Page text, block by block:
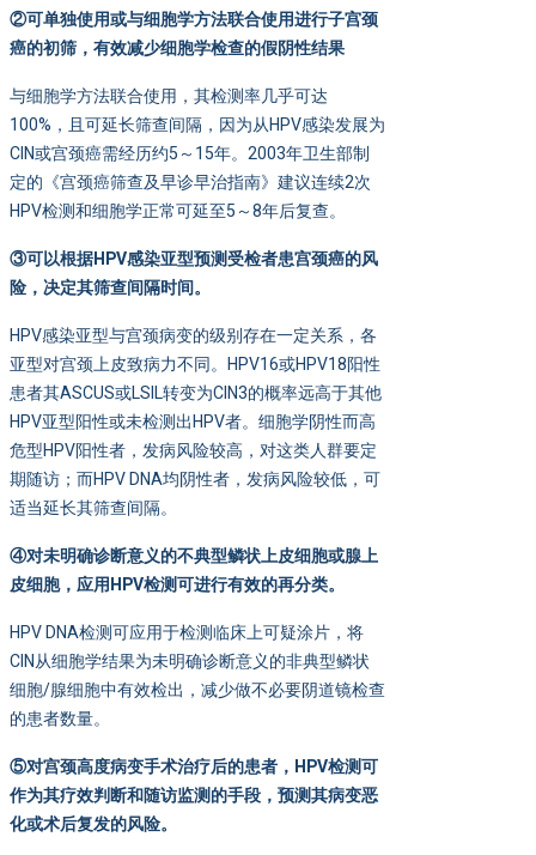
②可单独使用或与细胞学方法联合使用进行子宫颈
癌的初筛，有效减少细胞学检查的假阴性结果
与细胞学方法联合使用，其检测率几乎可达
100%，且可延长筛查间隔，因为从HPV感染发展为
CIN或宫颈癌需经历约5～15年。2003年卫生部制
定的《宫颈癌筛查及早诊早治指南》建议连续2次
HPV检测和细胞学正常可延至5～8年后复查。
③可以根据HPV感染亚型预测受检者患宫颈癌的风
险，决定其筛查间隔时间。
HPV感染亚型与宫颈病变的级别存在一定关系，各
亚型对宫颈上皮致病力不同。HPV16或HPV18阳性
患者其ASCUS或LSIL转变为CIN3的概率远高于其他
HPV亚型阳性或未检测出HPV者。细胞学阴性而高
危型HPV阳性者，发病风险较高，对这类人群要定
期随访；而HPV DNA均阴性者，发病风险较低，可
适当延长其筛查间隔。
④对未明确诊断意义的不典型鳞状上皮细胞或腺上
皮细胞，应用HPV检测可进行有效的再分类。
HPV DNA检测可应用于检测临床上可疑涂片，将
CIN从细胞学结果为未明确诊断意义的非典型鳞状
细胞/腺细胞中有效检出，减少做不必要阴道镜检查
的患者数量。
⑤对宫颈高度病变手术治疗后的患者，HPV检测可
作为其疗效判断和随访监测的手段，预测其病变恶
化或术后复发的风险。